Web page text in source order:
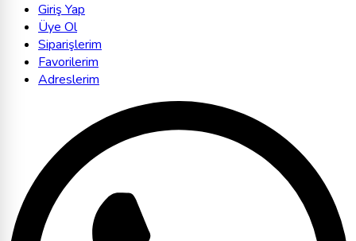
Giriş Yap
Üye Ol
Siparişlerim
Favorilerim
Adreslerim